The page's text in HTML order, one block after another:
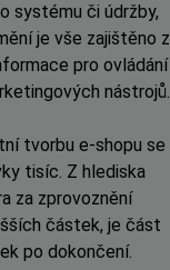
systému či údržby,
je vše zajištěno z
pro ovládání
nástrojů.
tvorbu e-shopu se
tisíc. Z hlediska
za zprovoznění
částek, je část
po dokončení.